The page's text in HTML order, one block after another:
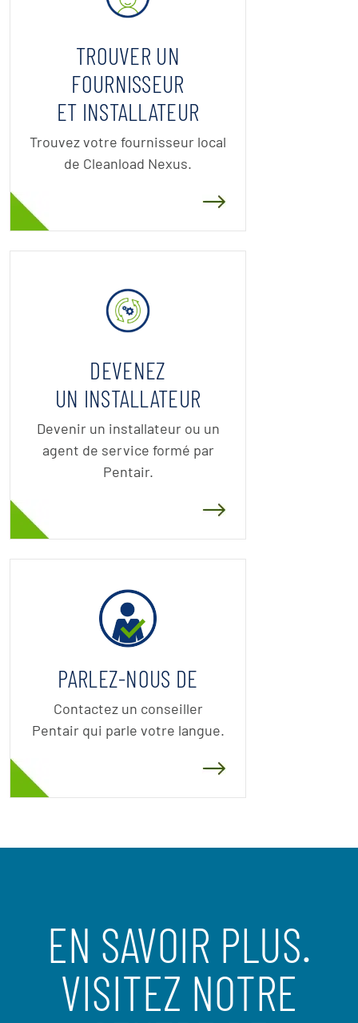
TROUVER UN
FOURNISSEUR
ET INSTALLATEUR
Trouvez votre fournisseur local
de Cleanload Nexus.
DEVENEZ
UN INSTALLATEUR
Devenir un installateur ou un
agent de service formé par
Pentair.
PARLEZ-NOUS DE
Contactez un conseiller
Pentair qui parle votre langue.
EN SAVOIR PLUS.
VISITEZ NOTRE